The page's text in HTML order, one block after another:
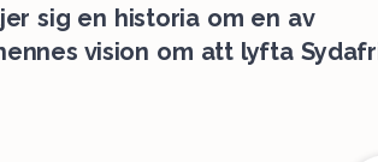
sig en historia om en av
vision om att lyfta